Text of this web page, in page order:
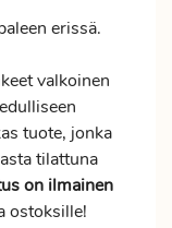
erissä.
valkoinen
tuote, jonka
tilattuna
on ilmainen
ostoksille!